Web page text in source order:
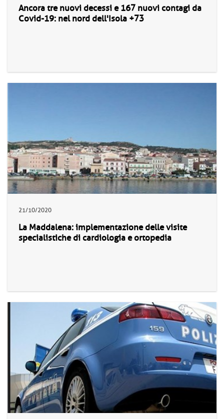
Ancora tre nuovi decessi e 167 nuovi contagi da
Covid-19: nel nord dell'Isola +73
21/10/2020
La Maddalena: implementazione delle visite
specialistiche di cardiologia e ortopedia